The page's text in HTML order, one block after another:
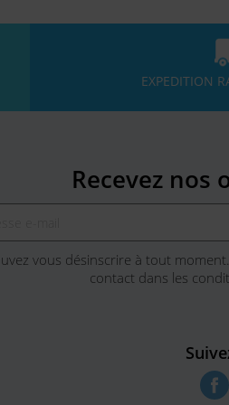
EXPEDITION
Recevez nos
vous désinscrire à tout
contact dans les